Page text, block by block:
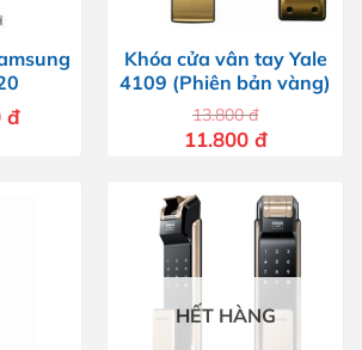
đ
Khóa cửa vân tay Yale
4109 (Phiên bản vàng)
13.800đ
Giá
gốc
11.800 đGiá
hiện
11.800 đ.
HẾT HÀNG